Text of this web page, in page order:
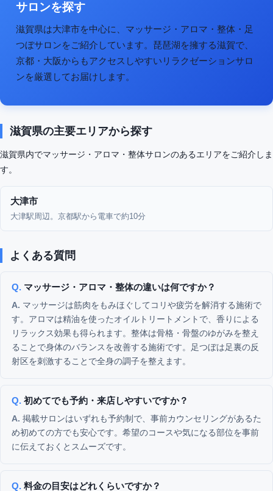
サロンを探す
滋賀県は大津市を中心に、マッサージ・アロマ・整体・足
つぼサロンをご紹介しています。琵琶湖を擁する滋賀で、
京都・大阪からもアクセスしやすいリラクゼーションサロ
ンを厳選してお届けします。
滋賀県の主要エリアから探す
滋賀県内でマッサージ・アロマ・整体サロンのあるエリアをご紹介しま
す。
大津市
大津駅周辺。京都駅から電車で約10分
よくある質問
マッサージ・アロマ・整体の違いは何ですか？
マッサージは筋肉をもみほぐしてコリや疲労を解消する施術で
す。アロマは精油を使ったオイルトリートメントで、香りによる
リラックス効果も得られます。整体は骨格・骨盤のゆがみを整え
ることで身体のバランスを改善する施術です。足つぼは足裏の反
射区を刺激することで全身の調子を整えます。
初めてでも予約・来店しやすいですか？
掲載サロンはいずれも予約制で、事前カウンセリングがあるた
め初めての方でも安心です。希望のコースや気になる部位を事前
に伝えておくとスムーズです。
料金の目安はどれくらいですか？